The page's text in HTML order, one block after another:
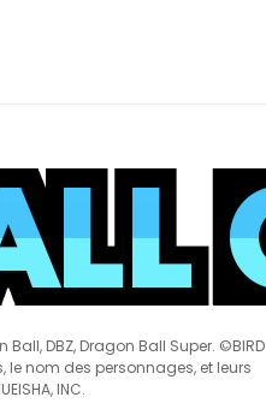
DBZ, Dragon Ball Super. ©BIRD
le nom des personnages, et leurs
INC.